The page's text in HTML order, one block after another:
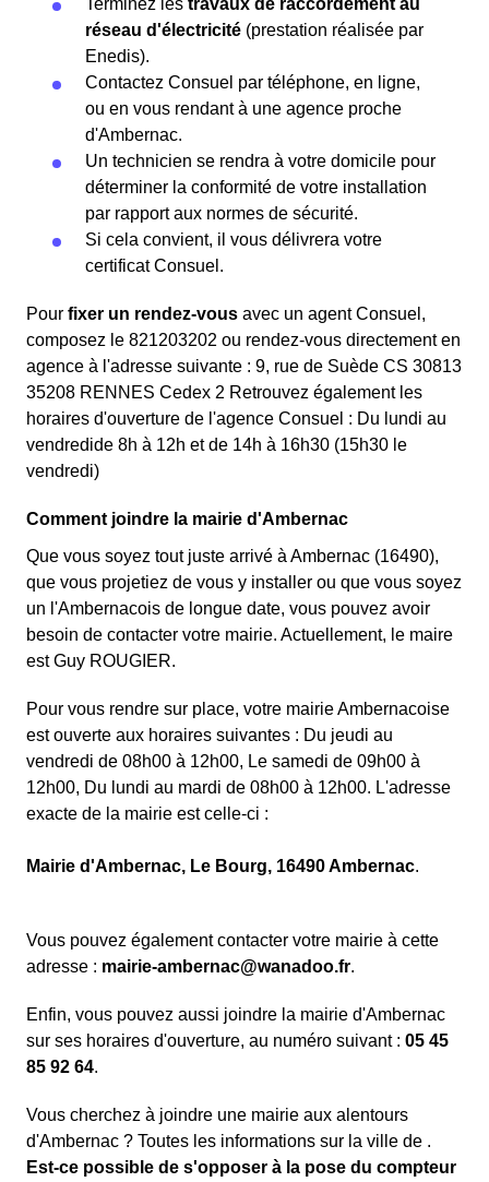
réseau d'électricité (prestation réalisée par
Enedis).
Contactez Consuel par téléphone, en ligne,
ou en vous rendant à une agence proche
d'Ambernac.
Un technicien se rendra à votre domicile pour
déterminer la conformité de votre installation
par rapport aux normes de sécurité.
Si cela convient, il vous délivrera votre
certificat Consuel.
Pour fixer un rendez-vous avec un agent Consuel,
composez le 821203202 ou rendez-vous directement en
agence à l'adresse suivante : 9, rue de Suède CS 30813
35208 RENNES Cedex 2 Retrouvez également les
horaires d'ouverture de l'agence Consuel : Du lundi au
vendredide 8h à 12h et de 14h à 16h30 (15h30 le
vendredi)
Comment joindre la mairie d'Ambernac
Que vous soyez tout juste arrivé à Ambernac (16490),
que vous projetiez de vous y installer ou que vous soyez
un l'Ambernacois de longue date, vous pouvez avoir
besoin de contacter votre mairie. Actuellement, le maire
est Guy ROUGIER.
Pour vous rendre sur place, votre mairie Ambernacoise
est ouverte aux horaires suivantes : Du jeudi au
vendredi de 08h00 à 12h00, Le samedi de 09h00 à
12h00, Du lundi au mardi de 08h00 à 12h00. L'adresse
exacte de la mairie est celle-ci :
Mairie d'Ambernac, Le Bourg, 16490 Ambernac.
Vous pouvez également contacter votre mairie à cette
adresse : mairie-ambernac@wanadoo.fr.
Enfin, vous pouvez aussi joindre la mairie d'Ambernac
sur ses horaires d'ouverture, au numéro suivant : 05 45
85 92 64.
Vous cherchez à joindre une mairie aux alentours
d'Ambernac ? Toutes les informations sur la ville de .
Est-ce possible de s'opposer à la pose du compteur